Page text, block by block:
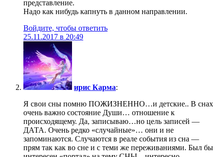
представление.
Надо как нибудь капнуть в данном направлении.
Войдите, чтобы ответить
25.11.2017 в 20:49
ирис Карма:
Я свои сны помню ПОЖИЗНЕННО…и детские.. В снах
очень важно состояние Души… отношение к
происходящему. Да, записываю…но цель записей —
ДАТА. Очень редко «случайные»… они и не
запоминаются. Случаются в реале события из сна —
прям так как во сне и с теми же переживаниями. Был бы